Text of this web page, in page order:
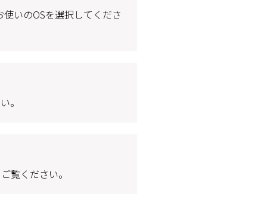
いのOSを選択してくださ
。
覧ください。